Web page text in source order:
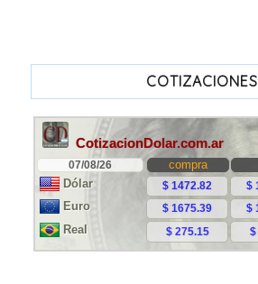
COTIZACIONES